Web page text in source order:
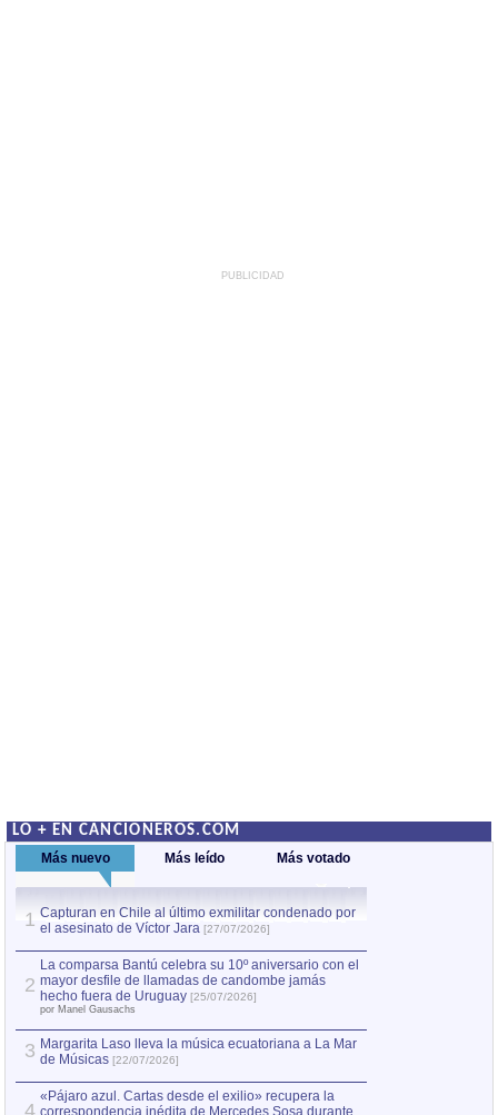
PUBLICIDAD
LO + EN CANCIONEROS.COM
Más nuevo Más leído Más votado
1 Capturan en Chile al último exmilitar condenado por
el asesinato de Víctor Jara [27/07/2026]
2
La comparsa Bantú celebra su 10º aniversario con el
mayor desfile de llamadas de candombe jamás
hecho fuera de Uruguay [25/07/2026]
por Manel Gausachs
3 Margarita Laso lleva la música ecuatoriana a La Mar
de Músicas [22/07/2026]
4
«Pájaro azul. Cartas desde el exilio» recupera la
correspondencia inédita de Mercedes Sosa durante